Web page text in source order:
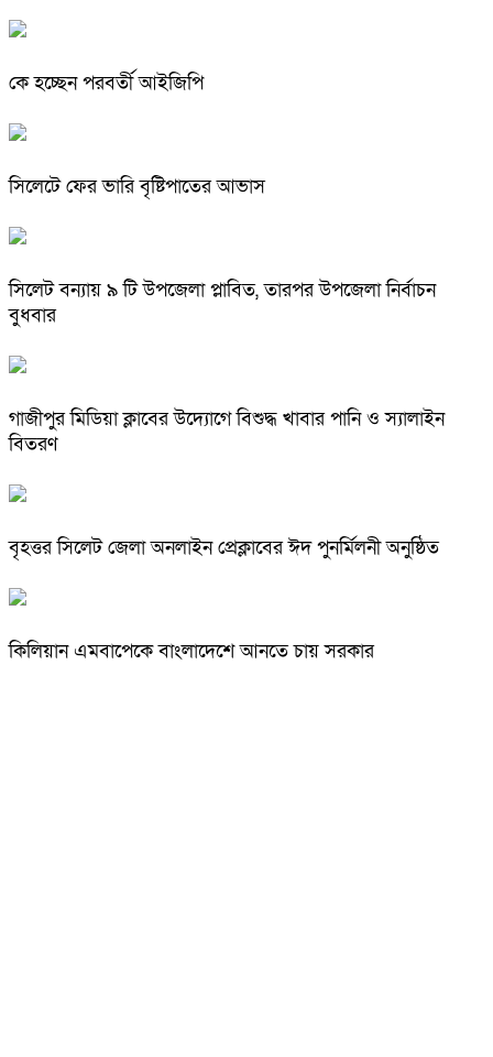
কে হচ্ছেন পরবর্তী আইজিপি
সিলেটে ফের ভারি বৃষ্টিপাতের আভাস
সিলেট বন্যায় ৯ টি উপজেলা প্লাবিত, তারপর উপজেলা নির্বাচন
বুধবার
গাজীপুর মিডিয়া ক্লাবের উদ্যোগে বিশুদ্ধ খাবার পানি ও স্যালাইন
বিতরণ
বৃহত্তর সিলেট জেলা অনলাইন প্রেক্লাবের ঈদ পুনর্মিলনী অনুষ্ঠিত
কিলিয়ান এমবাপেকে বাংলাদেশে আনতে চায় সরকার